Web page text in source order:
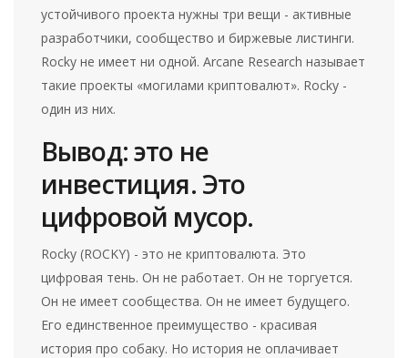
устойчивого проекта нужны три вещи - активные
разработчики, сообщество и биржевые листинги.
Rocky не имеет ни одной. Arcane Research называет
такие проекты «могилами криптовалют». Rocky -
один из них.
Вывод: это не
инвестиция. Это
цифровой мусор.
Rocky (ROCKY) - это не криптовалюта. Это
цифровая тень. Он не работает. Он не торгуется.
Он не имеет сообщества. Он не имеет будущего.
Его единственное преимущество - красивая
история про собаку. Но история не оплачивает